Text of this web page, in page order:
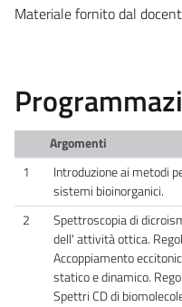
Materiale fornito dal
Argomenti
1
Introduzione ai metodi
sistemi bioinorganici.
2
Spettroscopia di
dell' attività ottica.
Accoppiamento
statico e dinamico.
Spettri CD di